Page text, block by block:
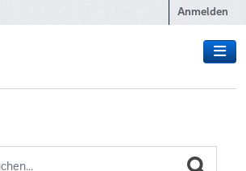
Anmelden